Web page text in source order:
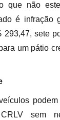
que não
é infração
293,47, sete
um pátio
sem